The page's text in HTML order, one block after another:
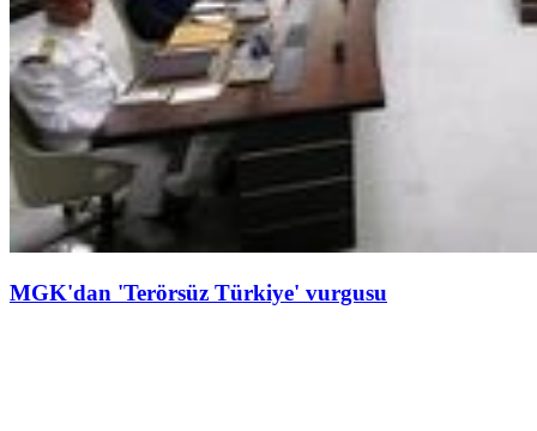
MGK'dan 'Terörsüz Türkiye' vurgusu